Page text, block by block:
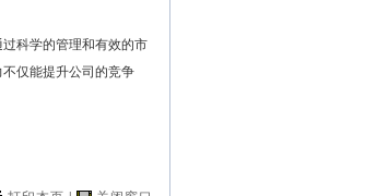
科学的管理和有效的市
仅能提升公司的竞争